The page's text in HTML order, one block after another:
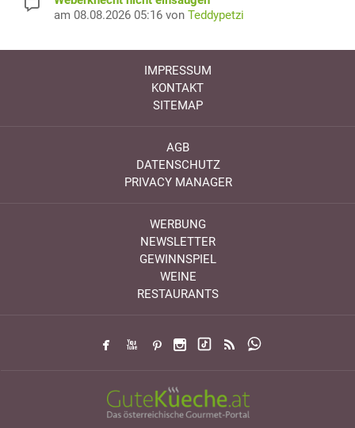
am 08.08.2026 05:16 von Teddypetzi
IMPRESSUM
KONTAKT
SITEMAP
AGB
DATENSCHUTZ
PRIVACY MANAGER
WERBUNG
NEWSLETTER
GEWINNSPIEL
WEINE
RESTAURANTS